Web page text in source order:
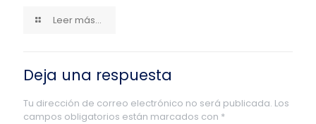
Leer más...
Deja una respuesta
Tu dirección de correo electrónico no será publicada. Los
campos obligatorios están marcados con *